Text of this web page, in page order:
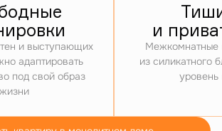
и выступающих
адаптировать
под свой образ
жизни
и
Межкомнатные
из силикатного